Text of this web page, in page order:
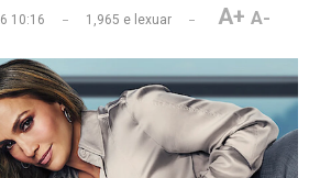
10:16 1,965 e lexuar A+ A-